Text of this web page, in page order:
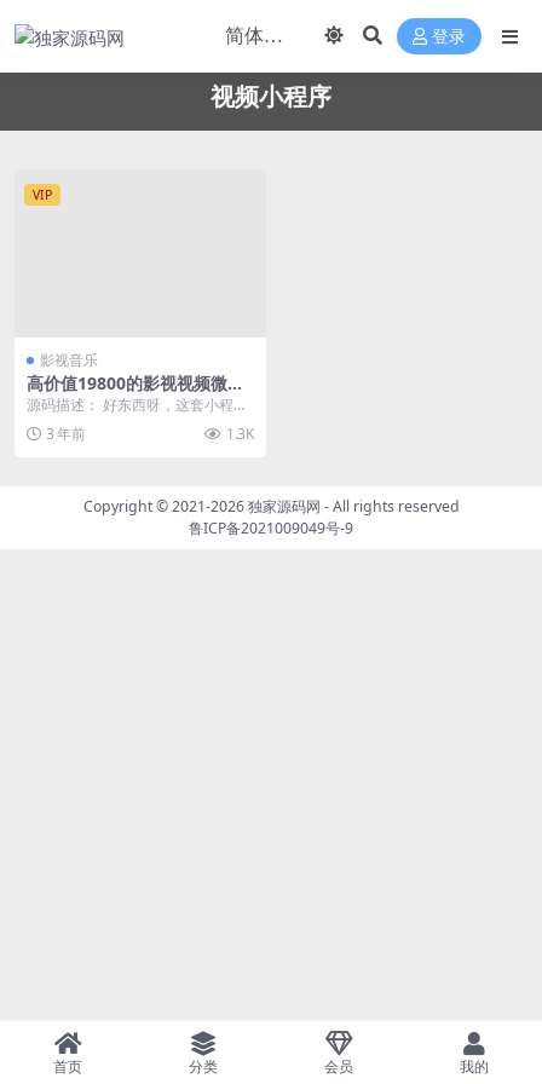
登录
视频小程序
VIP
影视音乐
高价值19800的影视视频微信
小程序源码-自带支付通道带采
源码描述： 好东西呀，这套小程序
影视源码的盈利方式更加简单粗
暴，卖会员的，只要无...
3 年前 1.3K
Copyright © 2021-2026独家源码网 - All rights reserved
鲁ICP备2021009049号-9
首页 分类 会员 我的